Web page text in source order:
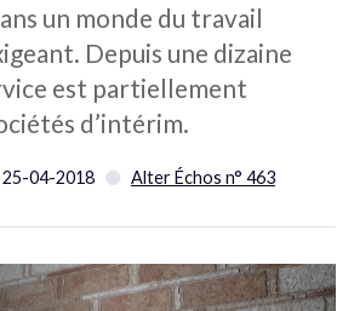
un monde du travail
Depuis une dizaine
est partiellement
d’intérim.
25-04-2018 Alter Échos n° 463